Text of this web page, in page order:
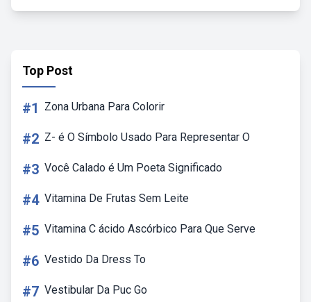
Top Post
#1 Zona Urbana Para Colorir
#2 Z- é O Símbolo Usado Para Representar O
#3 Você Calado é Um Poeta Significado
#4 Vitamina De Frutas Sem Leite
#5 Vitamina C ácido Ascórbico Para Que Serve
#6 Vestido Da Dress To
#7 Vestibular Da Puc Go